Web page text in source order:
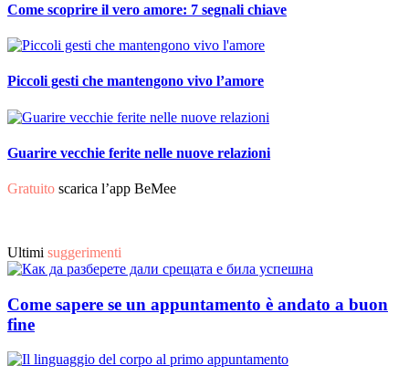
Come scoprire il vero amore: 7 segnali chiave
Piccoli gesti che mantengono vivo l’amore
Guarire vecchie ferite nelle nuove relazioni
Gratuito scarica l’app BeMee
Ultimi suggerimenti
Come sapere se un appuntamento è andato a buon
fine